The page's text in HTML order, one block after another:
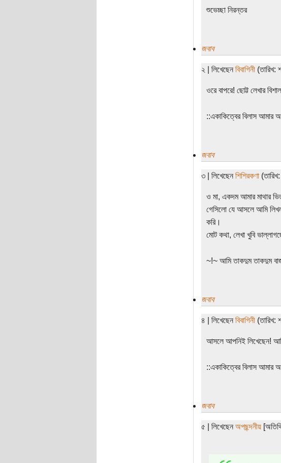
শুভেচ্ছা নিরন্তর
জবাব
২ | লিখেছেন বিবাগিনী(তারিখ:
ওরে বাপরে! ছোট্ট লেখার
‌‌::একাকিত্বের বিলাস আমার
জবাব
৩ | লিখেছেন শিশিরকণা
ও মা, একদম আমার মাথার
গেসিলো যে আসলে আমি
করি।
মোট কথা, লেখা খুবি
~!~ আমি তাকদুম তাকদুম
জবাব
৪ | লিখেছেন বিবাগিনী(তারিখ:
আসলে আপনিই লিখেছেন!
‌‌::একাকিত্বের বিলাস আমার
জবাব
৫ | লিখেছেন অপছন্দনীয়